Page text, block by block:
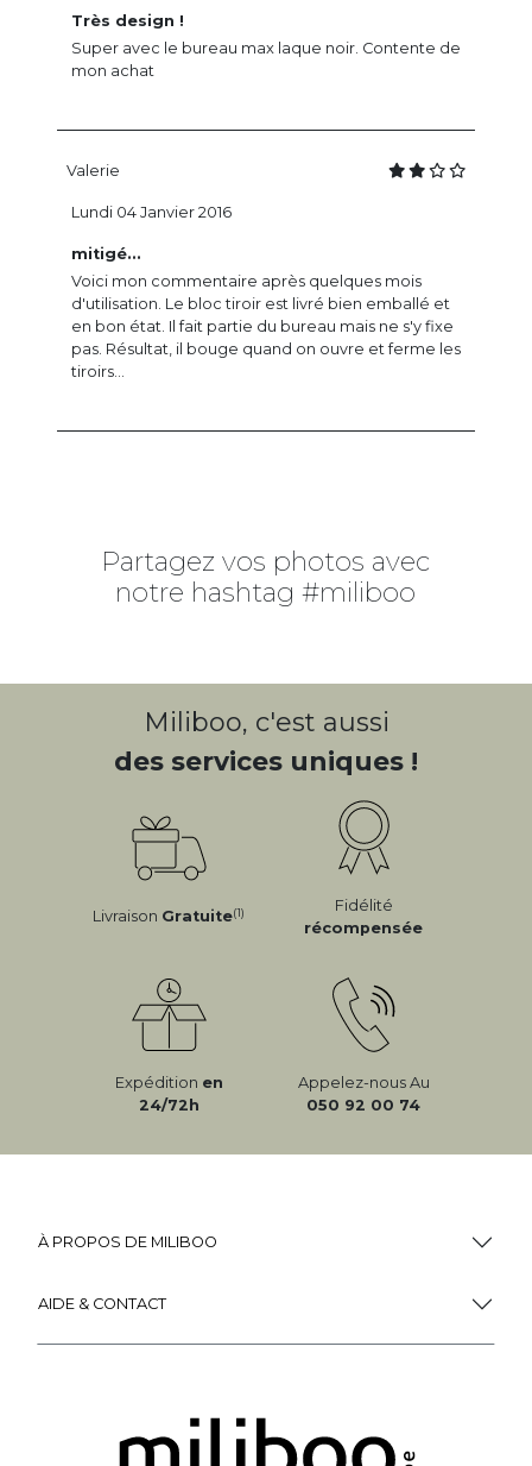
Très design !
Super avec le bureau max laque noir. Contente de
mon achat
Valerie
mitigé...
Voici mon commentaire après quelques mois
d'utilisation. Le bloc tiroir est livré bien emballé et
en bon état. Il fait partie du bureau mais ne s'y fixe
pas. Résultat, il bouge quand on ouvre et ferme les
tiroirs...
Lundi 04 Janvier 2016
Partagez vos photos avec
notre hashtag #miliboo
Miliboo, c'est aussi
des services uniques !
Livraison Gratuite(1)
Fidélité
récompensée
Expédition en
24/72h
Appelez-nous Au
050 92 00 74
À PROPOS DE MILIBOO
AIDE & CONTACT